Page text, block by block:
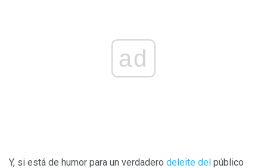
ad
Y, si está de humor para un verdadero deleite del público